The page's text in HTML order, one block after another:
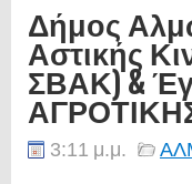
Δήμος
Αστικής
ΣΒΑΚ) &
3:11 μ.μ.